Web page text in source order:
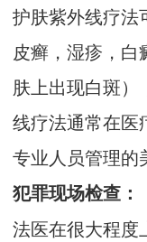
护肤紫外线疗法
皮癣，湿疹，
肤上出现白斑
线疗法通常在医
专业人员管理的
犯罪现场检查：
法医在很大程度